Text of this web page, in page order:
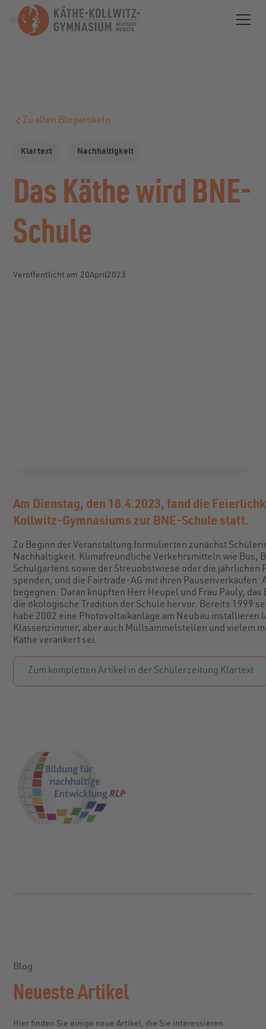
Zu allen Blogartikeln
Klartext Nachhaltigkeit
Das Käthe wird BNE-
Schule
Veröffentlicht am 20.April2023
Am Dienstag, den 18.4.2023, fand die
Kollwitz-Gymnasiums zur BNE-Schule statt.
Zu Beginn der Veranstaltung formulierten zunächst
Nachhaltigkeit. Klimafreundliche Verkehrsmitteln wie Bus,
Schulgartens sowie der Streuobstwiese oder die jährlichen
spenden, und die Fairtrade-AG mit ihren
begegnen. Daran knüpften Herr Heupel und Frau Pauly,
die ökologische Tradition der Schule hervor. Bereits 1999
habe 2002 eine Photovoltaikanlage am Neubau
Klassenzimmer, aber auch Müllsammelstellen und vielem
Käthe verankert sei.
Zum kompletten Artikel in der Schülerzeitung Klartext
Blog
Neueste Artikel
Hier finden Sie einige neue Artikel, die Sie interessieren